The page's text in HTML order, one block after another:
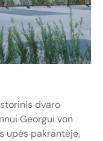
dvaro
Georgui von
upės pakrantėje,